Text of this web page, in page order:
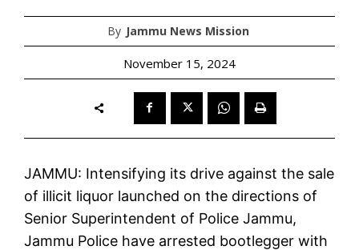
By Jammu News Mission
November 15, 2024
JAMMU: Intensifying its drive against the sale
of illicit liquor launched on the directions of
Senior Superintendent of Police Jammu,
Jammu Police have arrested bootlegger with